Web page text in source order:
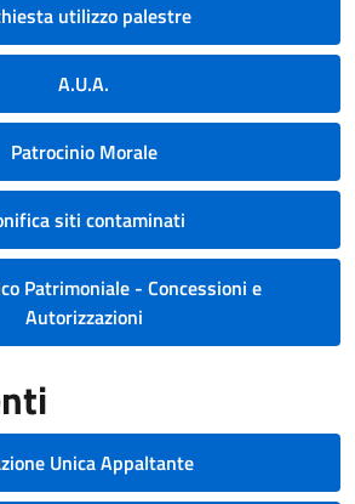
utilizzo palestre
A.U.A.
Patrocinio Morale
siti contaminati
Patrimoniale - Concessioni e
Autorizzazioni
Unica Appaltante